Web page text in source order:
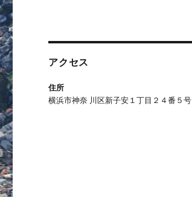
アクセス
住所
横浜市神奈 川区新子安１丁目２４番５号